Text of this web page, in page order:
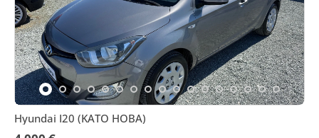
Hyundai I20 (KATO НОВА)